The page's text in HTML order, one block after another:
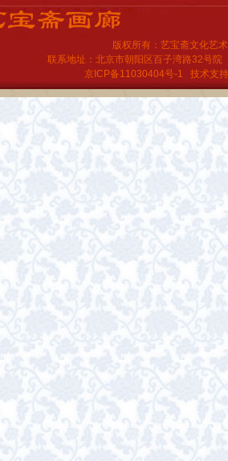
版权所有：艺宝斋文化艺
联系地址：北京市朝阳区百子湾路32号院
京ICP备11030404号-1 技术支